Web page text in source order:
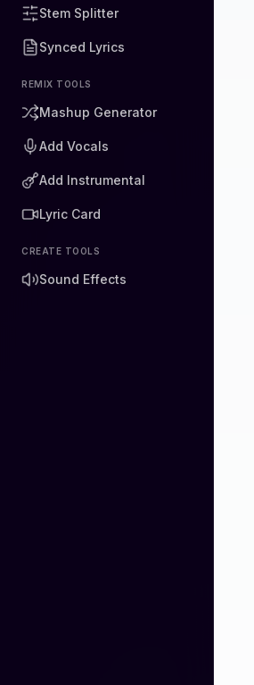
Stem Splitter
Synced Lyrics
REMIX TOOLS
Mashup Generator
Add Vocals
Add Instrumental
Lyric Card
CREATE TOOLS
Sound Effects